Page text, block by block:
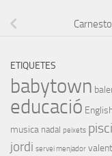
ETIQUETES
babytown
educació
musica nadal peixets
jordi servei menjador